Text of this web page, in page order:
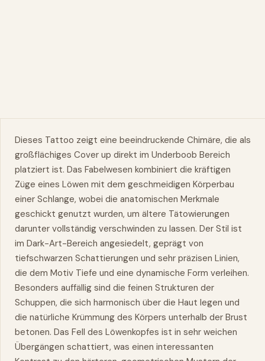
Dieses Tattoo zeigt eine beeindruckende Chimäre, die als
großflächiges Cover up direkt im Underboob Bereich
platziert ist. Das Fabelwesen kombiniert die kräftigen
Züge eines Löwen mit dem geschmeidigen Körperbau
einer Schlange, wobei die anatomischen Merkmale
geschickt genutzt wurden, um ältere Tätowierungen
darunter vollständig verschwinden zu lassen. Der Stil ist
im Dark-Art-Bereich angesiedelt, geprägt von
tiefschwarzen Schattierungen und sehr präzisen Linien,
die dem Motiv Tiefe und eine dynamische Form verleihen.
Besonders auffällig sind die feinen Strukturen der
Schuppen, die sich harmonisch über die Haut legen und
die natürliche Krümmung des Körpers unterhalb der Brust
betonen. Das Fell des Löwenkopfes ist in sehr weichen
Übergängen schattiert, was einen interessanten